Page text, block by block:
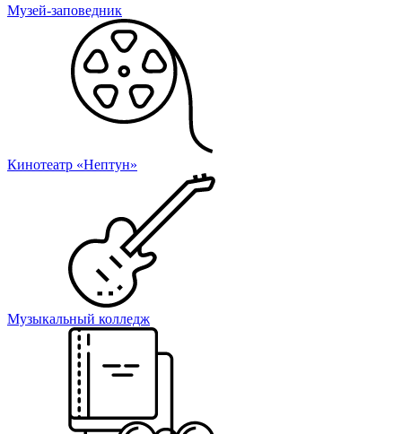
Музей-заповедник
Кинотеатр «Нептун»
Музыкальный колледж